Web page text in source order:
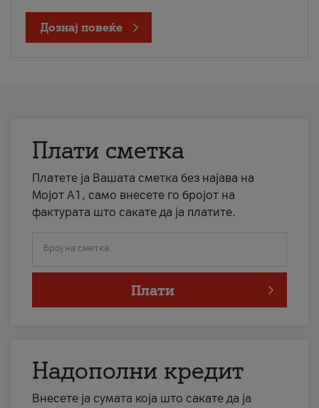
Дознај повеќе
Плати сметка
Платете ја Вашата сметка без најава на
Мојот А1, само внесете го бројот на
фактурата што сакате да ја платите.
Број на сметка
Плати
Надополни кредит
Внесете ја сумата која што сакате да ја